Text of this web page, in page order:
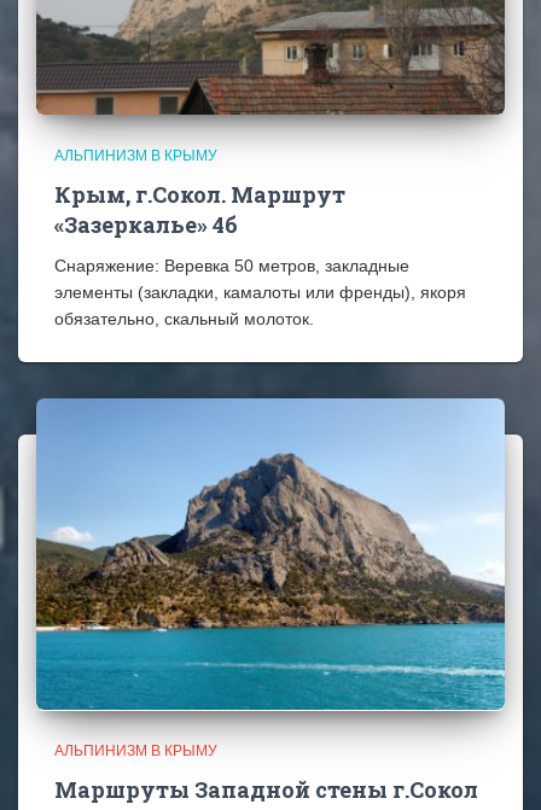
АЛЬПИНИЗМ В КРЫМУ
Крым, г.Сокол. Маршрут
«Зазеркалье» 4б
Снаряжение: Веревка 50 метров, закладные
элементы (закладки, камалоты или френды), якоря
обязательно, скальный молоток.
АЛЬПИНИЗМ В КРЫМУ
Маршруты Западной стены г.Сокол